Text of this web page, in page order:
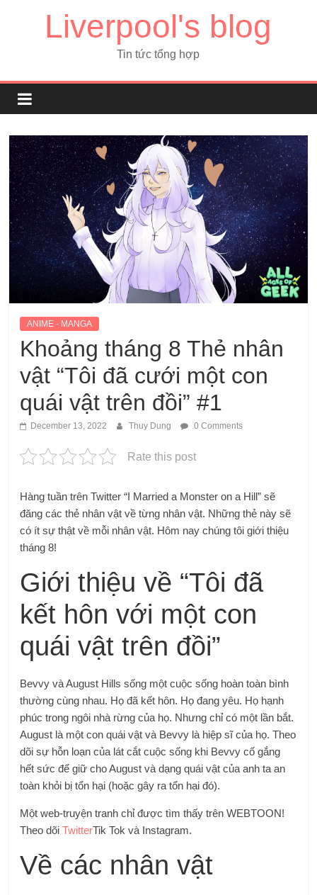
Liverpool's blog
Tin tức tổng hợp
ANIME - MANGA
Khoảng tháng 8 Thẻ nhân
vật “Tôi đã cưới một con
quái vật trên đồi” #1
December 13, 2022 Thuy Dung 0 Comments
Rate this post
Hàng tuần trên Twitter “I Married a Monster on a Hill” sẽ
đăng các thẻ nhân vật về từng nhân vật. Những thẻ này sẽ
có ít sự thật về mỗi nhân vật. Hôm nay chúng tôi giới thiệu
tháng 8!
Giới thiệu về “Tôi đã
kết hôn với một con
quái vật trên đồi”
Bevvy và August Hills sống một cuộc sống hoàn toàn bình
thường cùng nhau. Họ đã kết hôn. Họ đang yêu. Họ hạnh
phúc trong ngôi nhà rừng của họ. Nhưng chỉ có một lần bắt.
August là một con quái vật và Bevvy là hiệp sĩ của họ. Theo
dõi sự hỗn loạn của lát cắt cuộc sống khi Bevvy cố gắng
hết sức để giữ cho August và dạng quái vật của anh ta an
toàn khỏi bị tổn hại (hoặc gây ra tổn hại đó).
Một web-truyện tranh chỉ được tìm thấy trên WEBTOON!
Theo dõiTwitterTik Tok và Instagram.
Về các nhân vật